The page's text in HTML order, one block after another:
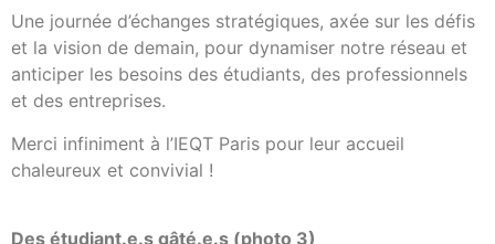
Une journée d’échanges stratégiques, axée sur les défis
et la vision de demain, pour dynamiser notre réseau et
anticiper les besoins des étudiants, des professionnels
et des entreprises.
Merci infiniment à l’IEQT Paris pour leur accueil
chaleureux et convivial !
Des étudiant.e.s gâté.e.s (photo 3)